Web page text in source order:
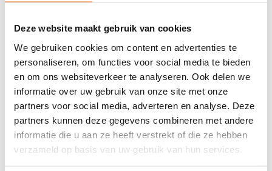
Deze website maakt gebruik van cookies
We gebruiken cookies om content en advertenties te
personaliseren, om functies voor social media te bieden
en om ons websiteverkeer te analyseren. Ook delen we
informatie over uw gebruik van onze site met onze
partners voor social media, adverteren en analyse. Deze
partners kunnen deze gegevens combineren met andere
informatie die u aan ze heeft verstrekt of die ze hebben
verzameld op basis van uw gebruik van hun services.